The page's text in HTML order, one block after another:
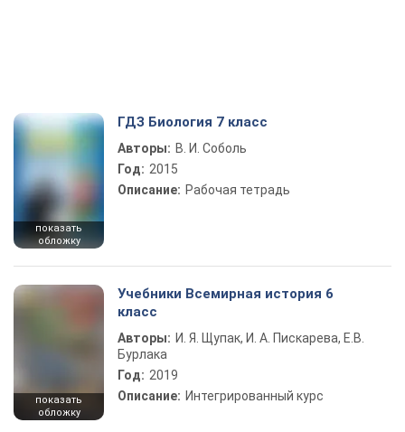
показать
обложку
ГДЗ Биология 7 класс
Авторы: В. И. Соболь
Год: 2015
Описание: Рабочая тетрадь
показать
обложку
Учебники Всемирная история 6
класс
Авторы: И. Я. Щупак, И. А. Пискарева, Е.В.
Бурлака
Год: 2019
Описание: Интегрированный курс